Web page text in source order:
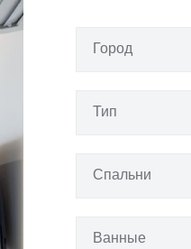
Город
Тип
Спальни
Ванные